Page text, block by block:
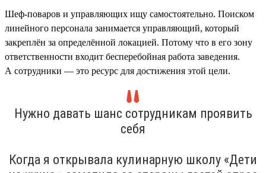
Шеф-поваров и управляющих ищу самостоятельно. Поиском
линейного персонала занимается управляющий, который
закреплён за определённой локацией. Потому что в его зону
ответственности входит бесперебойная работа заведения.
А сотрудники — это ресурс для достижения этой цели.
Нужно давать шанс сотрудникам проявить
себя
Когда я открывала кулинарную школу «Дети